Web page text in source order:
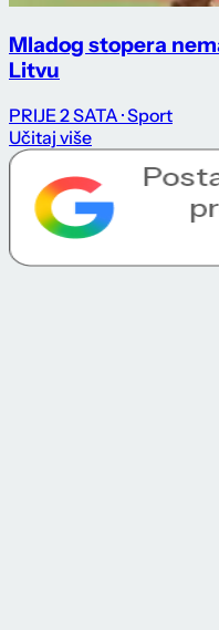
Mladog stopera
Litvu
PRIJE 2 SATA · Sport
Učitaj više